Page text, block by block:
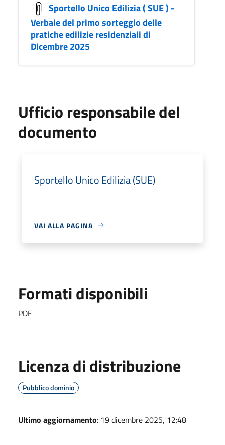
Sportello Unico Edilizia ( SUE ) -
Verbale del primo sorteggio delle
pratiche edilizie residenziali di
Dicembre 2025
Ufficio responsabile del
documento
Sportello Unico Edilizia (SUE)
VAI ALLA PAGINA
Formati disponibili
PDF
Licenza di distribuzione
Pubblico dominio
Ultimo aggiornamento: 19 dicembre 2025, 12:48